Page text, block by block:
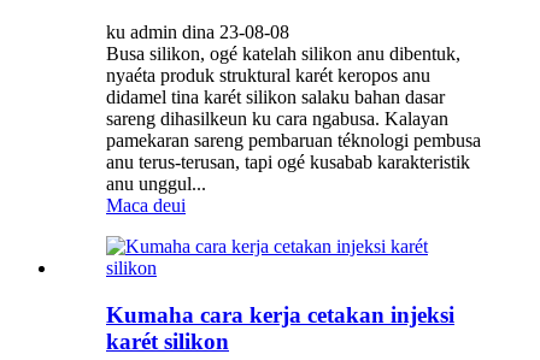
ku admin dina 23-08-08
Busa silikon, ogé katelah silikon anu dibentuk,
nyaéta produk struktural karét keropos anu
didamel tina karét silikon salaku bahan dasar
sareng dihasilkeun ku cara ngabusa. Kalayan
pamekaran sareng pembaruan téknologi pembusa
anu terus-terusan, tapi ogé kusabab karakteristik
anu unggul...
Maca deui
Kumaha cara kerja cetakan injeksi
karét silikon